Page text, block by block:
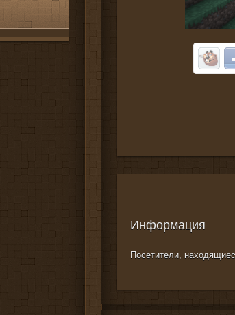
Информация
Посетители,